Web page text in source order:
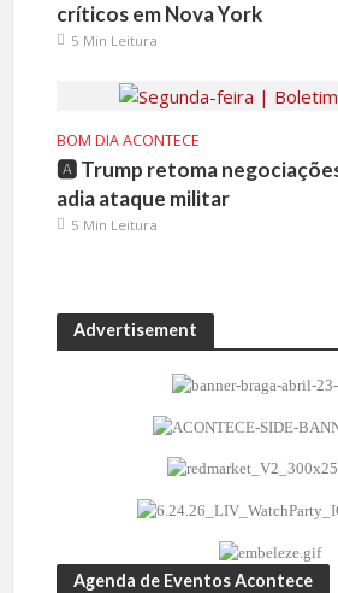
críticos em Nova York
5 Min Leitura
BOM DIA ACONTECE
🅰️ Trump retoma
adia ataque militar
5 Min Leitura
Advertisement
Agenda de Eventos Acontece